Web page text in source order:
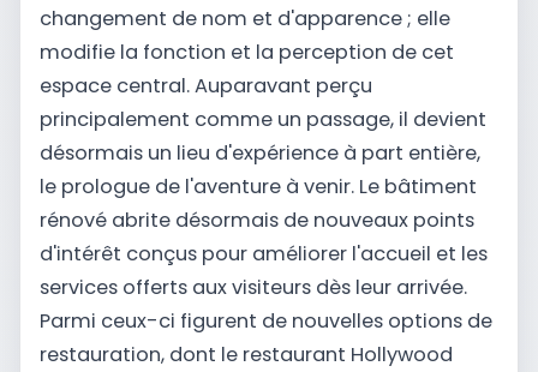
changement de nom et d'apparence ; elle
modifie la fonction et la perception de cet
espace central. Auparavant perçu
principalement comme un passage, il devient
désormais un lieu d'expérience à part entière,
le prologue de l'aventure à venir. Le bâtiment
rénové abrite désormais de nouveaux points
d'intérêt conçus pour améliorer l'accueil et les
services offerts aux visiteurs dès leur arrivée.
Parmi ceux-ci figurent de nouvelles options de
restauration, dont le restaurant Hollywood